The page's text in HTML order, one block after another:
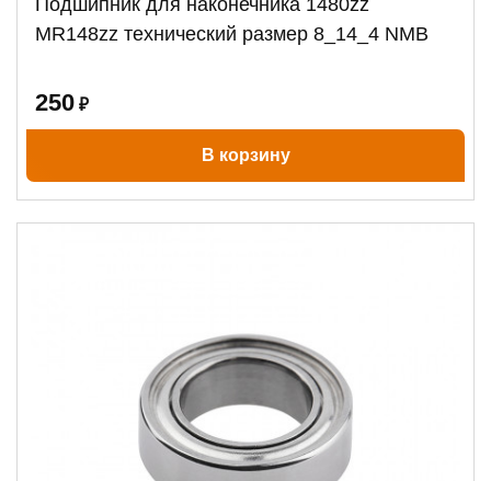
Подшипник для наконечника 1480zz
MR148zz технический размер 8_14_4 NMB
250 ₽
В корзину